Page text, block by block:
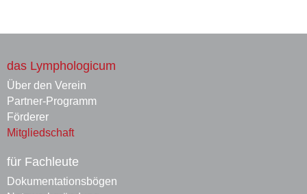
das Lymphologicum
Über den Verein
Partner-Programm
Förderer
Mitgliedschaft
für Fachleute
Dokumentationsbögen